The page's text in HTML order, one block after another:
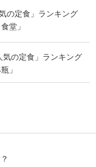
の定食」ランキング
堂」
気の定食」ランキング
」